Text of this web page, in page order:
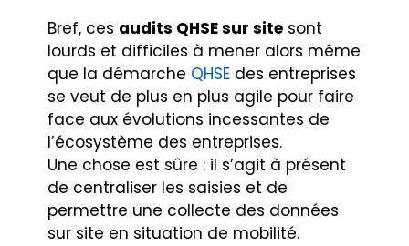
Bref, ces audits QHSE sur site sont
lourds et difficiles à mener alors même
que la démarche QHSE des entreprises
se veut de plus en plus agile pour faire
face aux évolutions incessantes de
l’écosystème des entreprises.
Une chose est sûre : il s’agit à présent
de centraliser les saisies et de
permettre une collecte des données
sur site en situation de mobilité.